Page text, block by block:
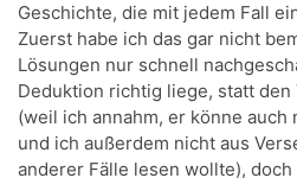
Geschichte, die mit jedem Fall
Zuerst habe ich das gar nicht
Lösungen nur schnell
Deduktion richtig liege, statt
(weil ich annahm, er könne
und ich außerdem nicht aus
anderer Fälle lesen wollte),